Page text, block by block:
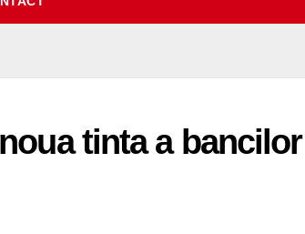
tinta a bancilor